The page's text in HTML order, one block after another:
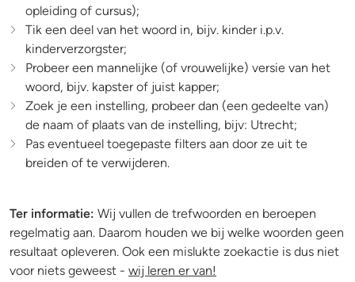
opleiding of cursus);
Tik een deel van het woord in, bijv. kinder i.p.v.
kinderverzorgster;
Probeer een mannelijke (of vrouwelijke) versie van het
woord, bijv. kapster of juist kapper;
Zoek je een instelling, probeer dan (een gedeelte van)
de naam of plaats van de instelling, bijv: Utrecht;
Pas eventueel toegepaste filters aan door ze uit te
breiden of te verwijderen.
Ter informatie: Wij vullen de trefwoorden en beroepen
regelmatig aan. Daarom houden we bij welke woorden geen
resultaat opleveren. Ook een mislukte zoekactie is dus niet
voor niets geweest - wij leren er van!